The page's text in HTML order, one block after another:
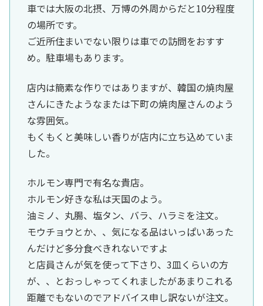
車では大阪の北摂、万博の外周からだと10分程度
の場所です。
ご近所住まいでない限りは車での訪問をおすす
め。駐車場もあります。
店内は簡素な作りではありますが、韓国の焼肉屋
さんにきたようなまたは下町の焼肉屋さんのよう
な雰囲気。
もくもくと美味しい香りが店内に立ち込めていま
した。
ホルモン専門で有名な貴店。
ホルモン好きな私は天国のよう。
油ミノ、丸腸、塩タン、バラ、ハラミを注文。
モウチョウとか、、気になる品はいっぱいあった
んだけど多分食べきれないですよ
と店員さんが気を使って下さり、3皿くらいの方
が、、とおっしゃってくれましたがあまりこれる
距離でもないのでアドバイス申し訳ないが注文。